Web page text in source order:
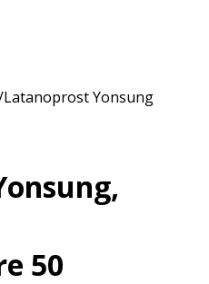
Latanoprost Yonsung
50